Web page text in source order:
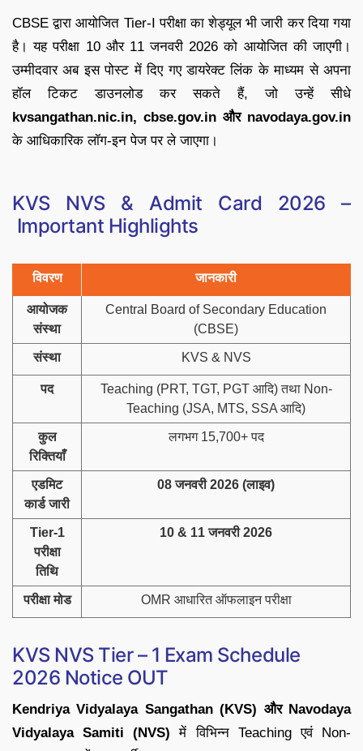
CBSE द्वारा आयोजित Tier-I परीक्षा का शेड्यूल भी जारी कर दिया गया
है। यह परीक्षा 10 और 11 जनवरी 2026 को आयोजित की जाएगी।
उम्मीदवार अब इस पोस्ट में दिए गए डायरेक्ट लिंक के माध्यम से अपना
हॉल टिकट डाउनलोड कर सकते हैं, जो उन्हें सीधे
kvsangathan.nic.in, cbse.gov.in और navodaya.gov.in
के आधिकारिक लॉग-इन पेज पर ले जाएगा।
KVS NVS & Admit Card 2026 –
Important Highlights
विवरण जानकारी
आयोजक
संस्था
Central Board of Secondary Education
(CBSE)
संस्था KVS & NVS
पद
Teaching (PRT, TGT, PGT आदि) तथा Non-
Teaching (JSA, MTS, SSA आदि)
कुल
रिक्तियाँ
लगभग 15,700+ पद
एडमिट
कार्ड जारी
08 जनवरी 2026 (लाइव)
Tier-1
परीक्षा
तिथि
10 & 11 जनवरी 2026
परीक्षा मोड OMR आधारित ऑफलाइन परीक्षा
KVS NVS Tier – 1 Exam Schedule
2026 Notice OUT
Kendriya Vidyalaya Sangathan (KVS) और Navodaya
Vidyalaya Samiti (NVS) में विभिन्न Teaching एवं Non-